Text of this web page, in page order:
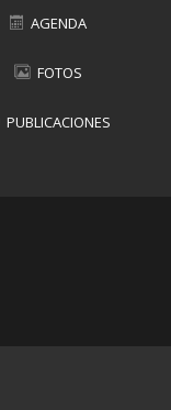
AGENDA
FOTOS
PUBLICACIONES